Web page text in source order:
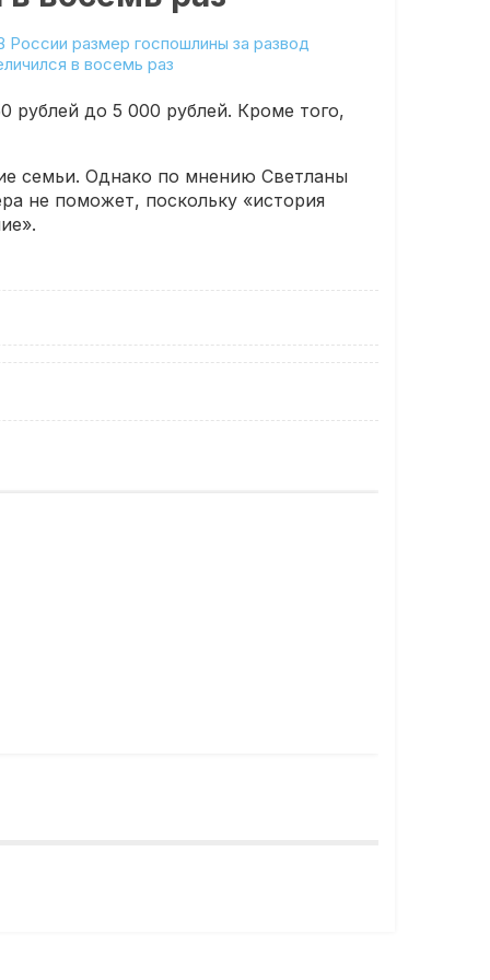
рублей до 5 000 рублей. Кроме того,
семьи. Однако по мнению Светланы
не поможет, поскольку «история